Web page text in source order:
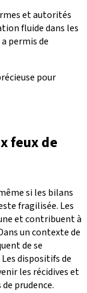
et autorités
fluide dans les
permis de
pour
feux de
si les bilans
fragilisée. Les
et contribuent à
un contexte de
de se
dispositifs de
les récidives et
prudence.